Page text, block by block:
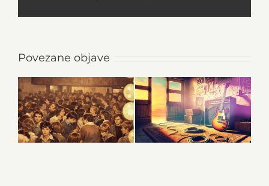
Povezane objave